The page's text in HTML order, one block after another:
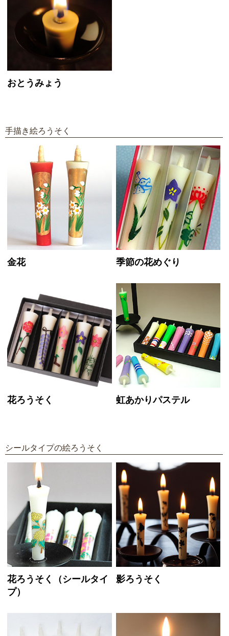
おとうみょう
手描き絵ろうそく
金花 季節の花めぐり
花ろうそく 虹あかりパステル
シールタイプの絵ろうそく
花ろうそく（シールタイ
プ）
影ろうそく